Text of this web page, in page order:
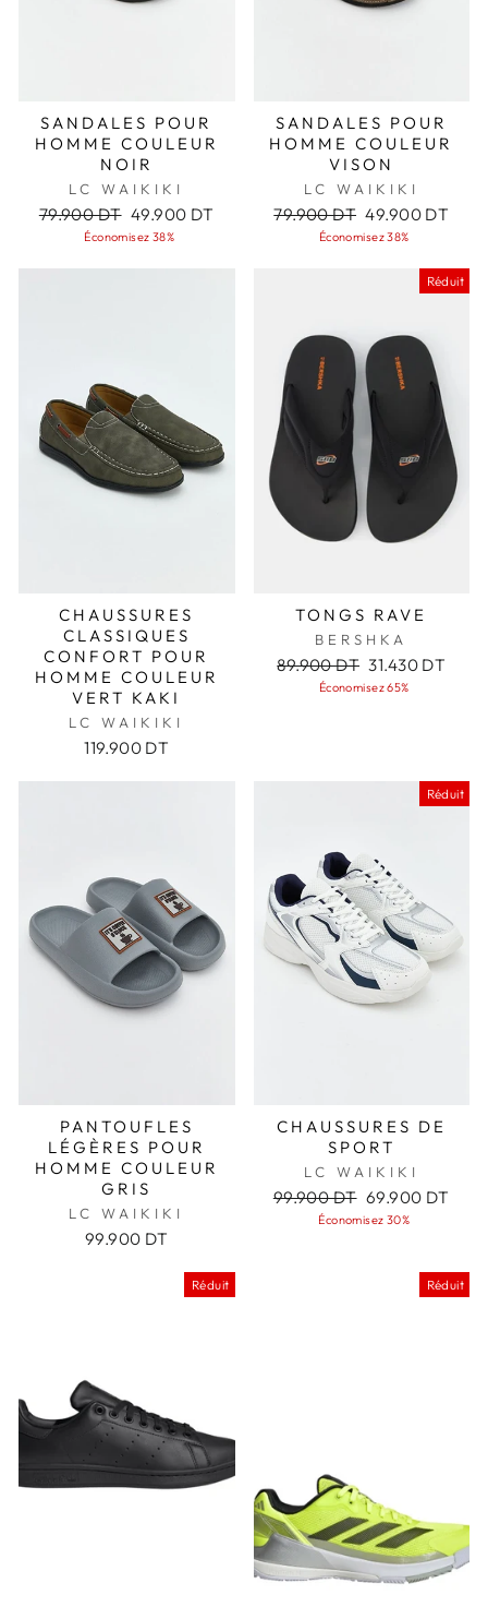
SANDALES POUR
HOMME COULEUR
NOIR
LC WAIKIKI
Prix
régulier
79.900 DT Prix
réduit
49.900 DT
Économisez 38%
SANDALES POUR
HOMME COULEUR
VISON
LC WAIKIKI
Prix
régulier
79.900 DT Prix
réduit
49.900 DT
Économisez 38%
CHAUSSURES
CLASSIQUES
CONFORT POUR
HOMME COULEUR
VERT KAKI
LC WAIKIKI
119.900 DT
Réduit
TONGS RAVE
BERSHKA
Prix
régulier
89.900 DT Prix
réduit
31.430 DT
Économisez 65%
PANTOUFLES
LÉGÈRES POUR
HOMME COULEUR
GRIS
LC WAIKIKI
99.900 DT
Réduit
CHAUSSURES DE
SPORT
LC WAIKIKI
Prix
régulier
99.900 DT Prix
réduit
69.900 DT
Économisez 30%
Réduit Réduit